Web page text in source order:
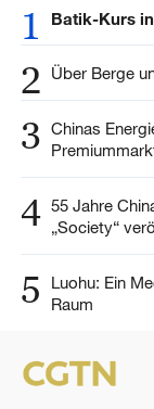
1 Batik-Kurs
2 Über Berge
3 Chinas
4 55 Jahre
„Society“
5
Luohu: Ein
Raum